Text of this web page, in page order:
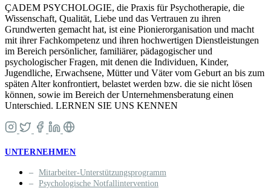
ÇADEM PSYCHOLOGIE, die Praxis für Psychotherapie, die
Wissenschaft, Qualität, Liebe und das Vertrauen zu ihren
Grundwerten gemacht hat, ist eine Pionierorganisation und macht
mit ihrer Fachkompetenz und ihren hochwertigen Dienstleistungen
im Bereich persönlicher, familiärer, pädagogischer und
psychologischer Fragen, mit denen die Individuen, Kinder,
Jugendliche, Erwachsene, Mütter und Väter vom Geburt an bis zum
späten Alter konfrontiert, belastet werden bzw. die sie nicht lösen
können, sowie im Bereich der Unternehmensberatung einen
Unterschied. LERNEN SIE UNS KENNEN
UNTERNEHMEN
Mitarbeiter-Unterstützungsprogramm
Psychologische Notfallintervention